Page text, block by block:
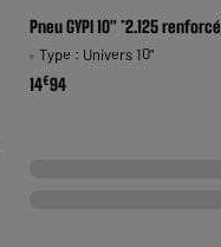
Pneu GYPI 10" *2.125 renforcé
Type : Univers 10"
14€94